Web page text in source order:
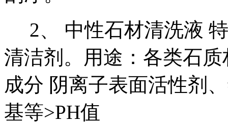
2、 中性石材清洗液
清洁剂。用途：各类石
成分 阴离子表面活性剂
基等>PH值